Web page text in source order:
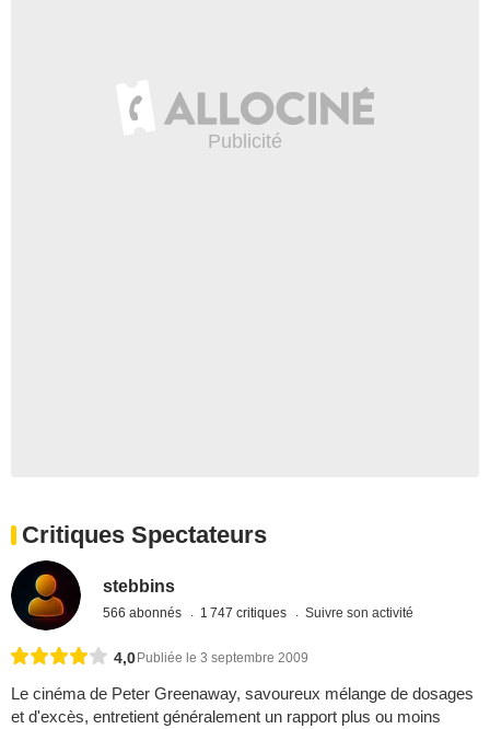
Critiques Spectateurs
stebbins
566 abonnés 1 747 critiques Suivre son activité
4,0 Publiée le 3 septembre 2009
Le cinéma de Peter Greenaway, savoureux mélange de dosages
et d'excès, entretient généralement un rapport plus ou moins